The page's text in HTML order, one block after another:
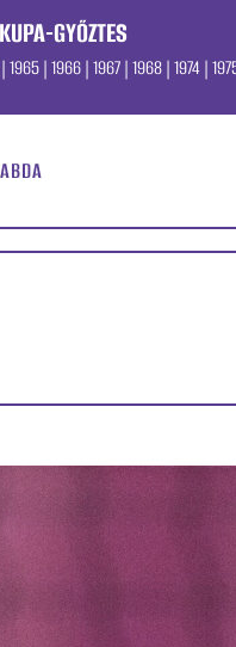
GYŐZTES
1965 | 1966 | 1967 | 1968 | 1974 |